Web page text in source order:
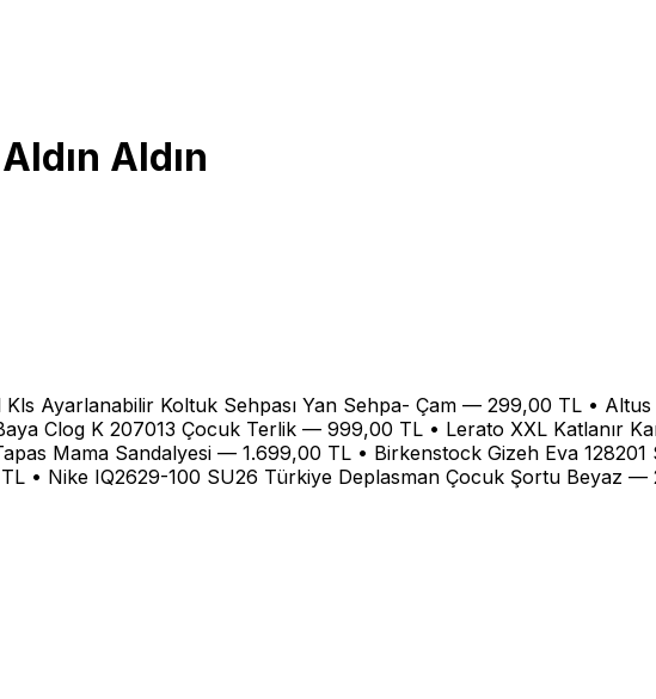
Aldın
Kls Ayarlanabilir Koltuk Sehpası Yan Sehpa- Çam — 299,00 TL •
Clog K 207013 Çocuk Terlik — 999,00 TL • Lerato XXL Katlanır
Mama Sandalyesi — 1.699,00 TL • Birkenstock Gizeh Eva
• Nike IQ2629-100 SU26 Türkiye Deplasman Çocuk Şortu Beyaz